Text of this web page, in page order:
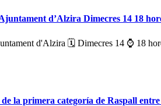
d’Alzira Dimecres 14 18
d'Alzira 🗓️ Dimecres 14 ⌚ 18
la primera categoría de Raspall